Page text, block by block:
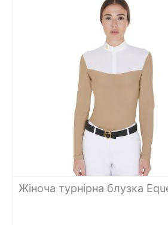
Жіноча турнірна блузка